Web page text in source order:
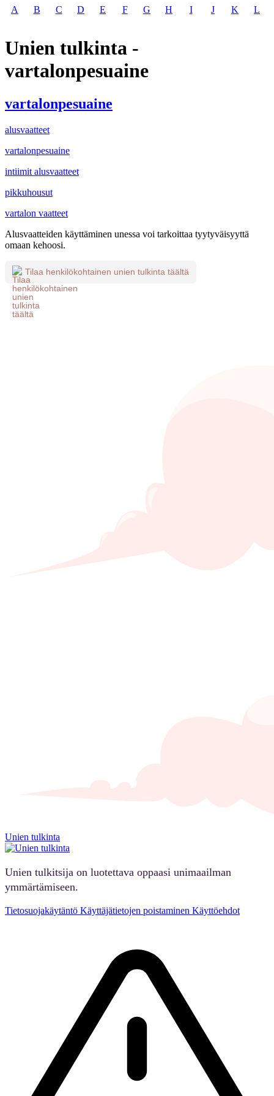
A B C D E F G H I J K L
Unien tulkinta -
vartalonpesuaine
vartalonpesuaine
alusvaatteet
vartalonpesuaine
intiimit alusvaatteet
pikkuhousut
vartalon vaatteet
Alusvaatteiden käyttäminen unessa voi tarkoittaa tyytyväisyyttä
omaan kehoosi.
Tilaa henkilökohtainen unien tulkinta täältä
Unien tulkinta
Unien tulkitsija on luotettava oppaasi unimaailman
ymmärtämiseen.
Tietosuojakäytäntö Käyttäjätietojen poistaminen Käyttöehdot